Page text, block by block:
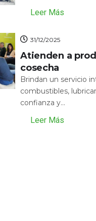
Leer Más
31/12/2025
Atienden a
cosecha
Brindan un servicio
combustibles,
confianza y...
Leer Más